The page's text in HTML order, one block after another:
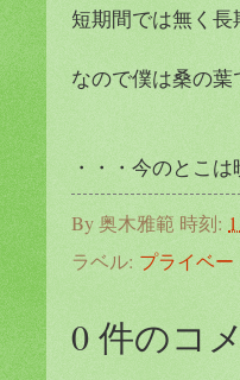
短期間では無く
なので僕は桑の
・・・今のとこ
By奥木雅範 時刻:
ラベル: プライベー
0 件のコ